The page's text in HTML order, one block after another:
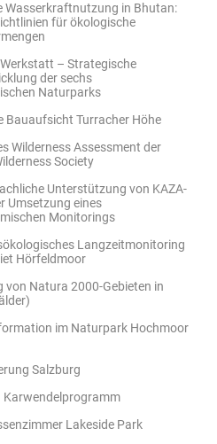
Wasserkraftnutzung in Bhutan:
für ökologische
– Strategische
der sechs
Naturparks
Bauaufsicht Turracher Höhe
Wilderness Assessment der
Society
Unterstützung von KAZA-
Umsetzung eines
Monitorings
Langzeitmonitoring
Hörfeldmoor
von Natura 2000-Gebieten in
im Naturpark Hochmoor
Salzburg
Karwendelprogramm
Lakeside Park